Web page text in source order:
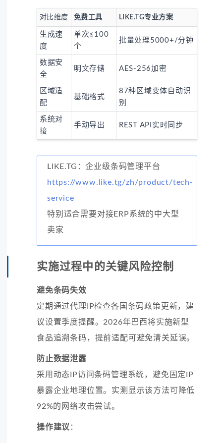
对比维度 免费工具 LIKE.TG专业方案
生成速
度
单次≤100
个
批量处理5000+/分钟
数据安
全
明文存储 AES-256加密
区域适
配
基础格式
87种区域变体自动识
别
系统对
接
手动导出 REST API实时同步
LIKE.TG：企业级条码管理平台
https://www.like.tg/zh/product/tech-
service
特别适合需要对接ERP系统的中大型
卖家
实施过程中的关键风险控制
避免条码失效
定期通过代理IP检查各国条码政策更新，建
议设置季度提醒。2026年巴西将实施新型
食品追溯条码，提前适配可避免清关延误。
防止数据泄露
采用动态IP访问条码管理系统，避免固定IP
暴露企业地理位置。实测显示该方法可降低
92%的网络攻击尝试。
操作建议 ：